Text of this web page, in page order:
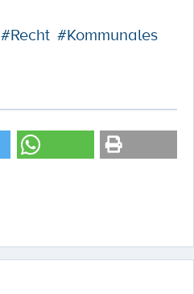
#Recht #Kommunales